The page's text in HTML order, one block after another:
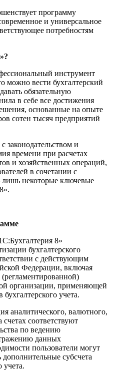
программу
и универсальное
потребностям
инструмент
можно вести бухгалтерский
обязательную
в себе все достижения
основанные на опыте
сотен тысяч предприятий
законодательством и
времени при расчетах
и хозяйственных операций,
в сочетании с
некоторые ключевые
8»
бухгалтерского
с действующим
Федерации, включая
(регламентированной)
организации, применяющей
учета.
аналитического, валютного,
счетах соответствуют
по ведению
данных
пользователи могут
дополнительные субсчета
учета.